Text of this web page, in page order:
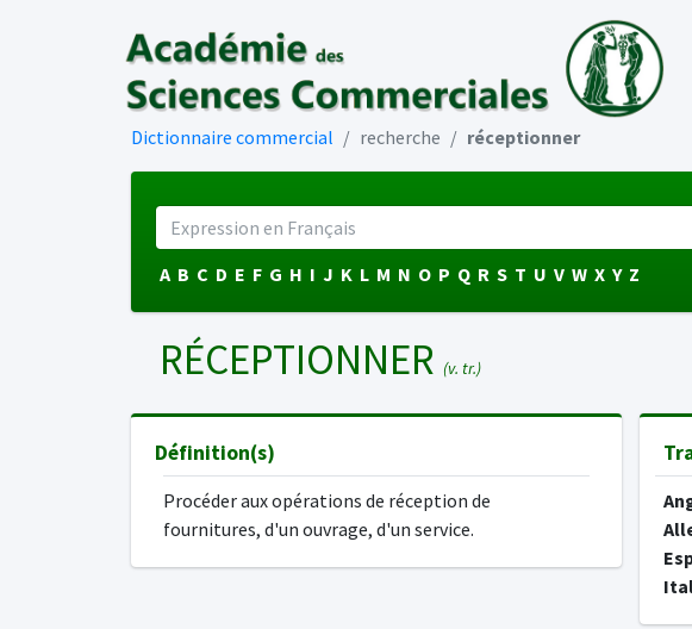
Dictionnaire commercial recherche réceptionner
A B C D E F G H I J K L M N O P Q R S T U V W X Y Z
RÉCEPTIONNER (v. tr.)
Définition(s)
Procéder aux opérations de réception de
fournitures, d'un ouvrage, d'un service.